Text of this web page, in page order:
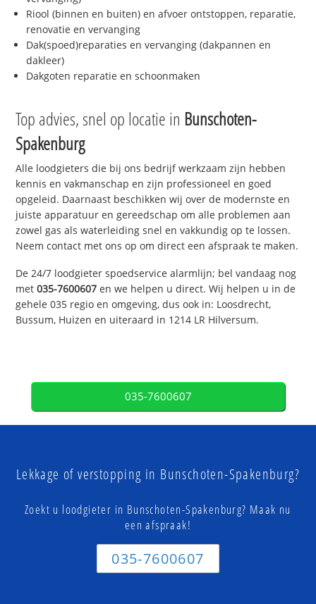
Riool (binnen en buiten) en afvoer ontstoppen, reparatie,
renovatie en vervanging
Dak(spoed)reparaties en vervanging (dakpannen en
dakleer)
Dakgoten reparatie en schoonmaken
Top advies, snel op locatie in Bunschoten-
Spakenburg
Alle loodgieters die bij ons bedrijf werkzaam zijn hebben
kennis en vakmanschap en zijn professioneel en goed
opgeleid. Daarnaast beschikken wij over de modernste en
juiste apparatuur en gereedschap om alle problemen aan
zowel gas als waterleiding snel en vakkundig op te lossen.
Neem contact met ons op om direct een afspraak te maken.
De 24/7 loodgieter spoedservice alarmlijn; bel vandaag nog
met035-7600607 en we helpen u direct. Wij helpen u in de
gehele 035 regio en omgeving, dus ook in: Loosdrecht,
Bussum, Huizen en uiteraard in 1214 LR Hilversum.
035-7600607
Lekkage of verstopping in Bunschoten-Spakenburg?
Zoekt u loodgieter in Bunschoten-Spakenburg? Maak nu
een afspraak!
035-7600607